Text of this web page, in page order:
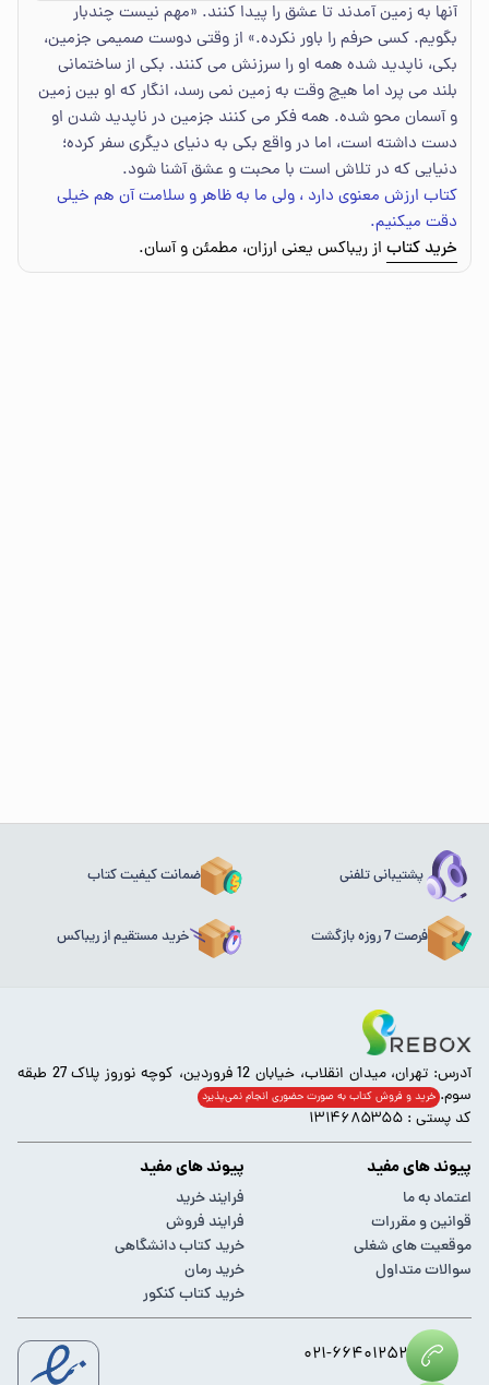
آنها به زمین آمدند تا عشق را پیدا کنند. «مهم نیست چندبار
بگویم. کسی حرفم را باور نکرده.» از وقتی دوست صمیمی جزمین،
بکی، ناپدید شده همه او را سرزنش می کنند. بکی از ساختمانی
بلند می پرد اما هیچ وقت به زمین نمی رسد، انگار که او بین زمین
و آسمان محو شده. همه فکر می کنند جزمین در ناپدید شدن او
دست داشته است، اما در واقع بکی به دنیای دیگری سفر کرده؛
دنیایی که در تلاش است با محبت و عشق آشنا شود.
کتاب ارزش معنوی دارد ، ولی ما به ظاهر و سلامت آن هم خیلی
دقت میکنیم.
خرید کتاب از ریباکس یعنی ارزان، مطمئن و آسان.
پشتیبانی تلفنی ضمانت کیفیت کتاب
فرصت 7 روزه بازگشت خرید مستقیم از ریباکس
آدرس: تهران، میدان انقلاب، خیابان 12 فروردین، کوچه نوروز پلاک 27 طبقه
سوم. خرید و فروش کتاب به صورت حضوری انجام‌ نمی‌پذیرد
کد پستی : ۱۳۱۴۶۸۵۳۵۵
پیوند های مفید
اعتماد به ما
قوانین و مقررات
موقعیت های شغلی
سوالات متداول
پیوند های مفید
فرایند خرید
فرایند فروش
خرید کتاب دانشگاهی
خرید رمان
خرید کتاب کنکور
۰۲۱-۶۶۴۰۱۲۵۲